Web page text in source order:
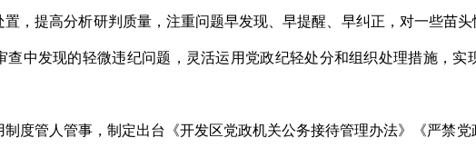
，提高分析研判质量，注重问题早发现、早提醒、早纠正，对一些苗
查中发现的轻微违纪问题，灵活运用党政纪轻处分和组织处理措施，实
管人管事，制定出台《开发区党政机关公务接待管理办法》《严禁党